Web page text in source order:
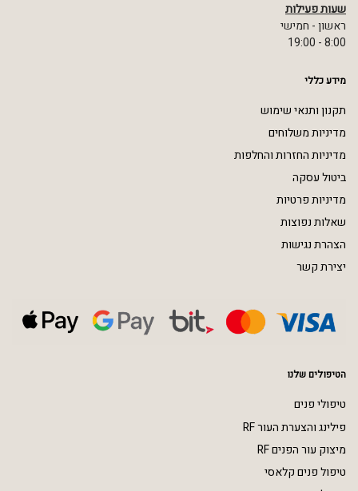
שעות פעילות
ראשון - חמישי
8:00 - 19:00
מידע כללי
תקנון ותנאי שימוש
מדיניות משלוחים
מדיניות החזרות והחלפות
ביטול עסקה
מדיניות פרטיות
שאלות נפוצות
הצהרת נגישות
יצירת קשר
הטיפולים שלנו
טיפולי פנים
פילינג והצערת העור RF
מיצוק עור הפנים RF
טיפול פנים קלאסי